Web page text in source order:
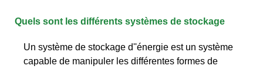
Quels sont les différents systèmes de stockage
Un système de stockage d''énergie est un système
capable de manipuler les différentes formes de